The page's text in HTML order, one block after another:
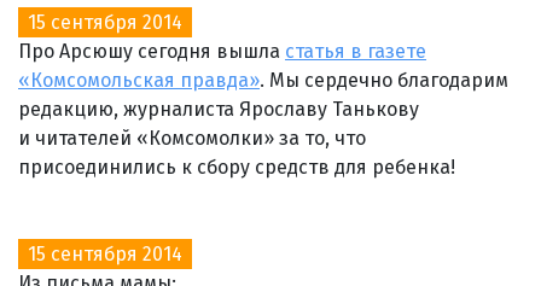
15 сентября 2014
Про Арсюшу сегодня вышла статья в газете
«Комсомольская правда». Мы сердечно благодарим
редакцию, журналиста Ярославу Танькову
и читателей «Комсомолки» за то, что
присоединились к сбору средств для ребенка!
15 сентября 2014